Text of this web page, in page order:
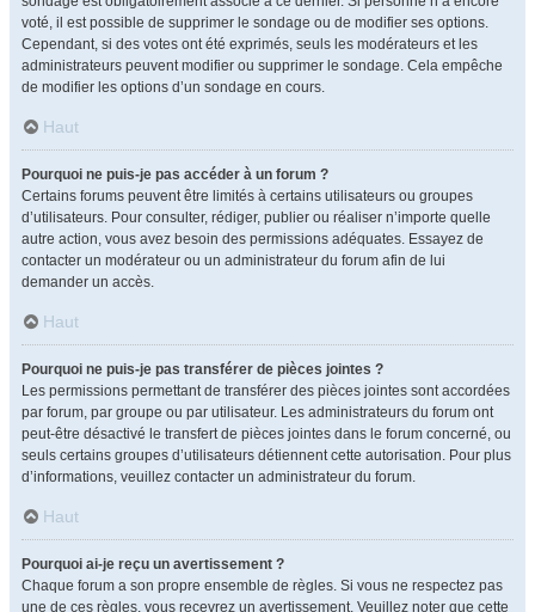
voté, il est possible de supprimer le sondage ou de modifier ses options.
Cependant, si des votes ont été exprimés, seuls les modérateurs et les
administrateurs peuvent modifier ou supprimer le sondage. Cela empêche
de modifier les options d’un sondage en cours.
Haut
Pourquoi ne puis-je pas accéder à un forum ?
Certains forums peuvent être limités à certains utilisateurs ou groupes
d’utilisateurs. Pour consulter, rédiger, publier ou réaliser n’importe quelle
autre action, vous avez besoin des permissions adéquates. Essayez de
contacter un modérateur ou un administrateur du forum afin de lui
demander un accès.
Haut
Pourquoi ne puis-je pas transférer de pièces jointes ?
Les permissions permettant de transférer des pièces jointes sont accordées
par forum, par groupe ou par utilisateur. Les administrateurs du forum ont
peut-être désactivé le transfert de pièces jointes dans le forum concerné, ou
seuls certains groupes d’utilisateurs détiennent cette autorisation. Pour plus
d’informations, veuillez contacter un administrateur du forum.
Haut
Pourquoi ai-je reçu un avertissement ?
Chaque forum a son propre ensemble de règles. Si vous ne respectez pas
une de ces règles, vous recevrez un avertissement. Veuillez noter que cette